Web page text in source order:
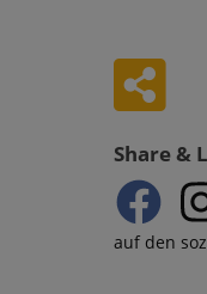
Share &
auf den
Anbieter
zoovu-
91347